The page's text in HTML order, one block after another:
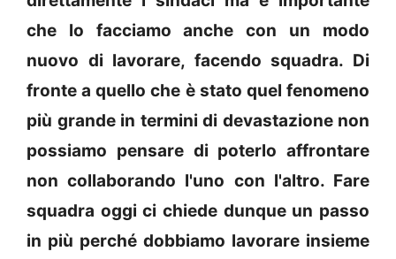
che lo facciamo anche con un modo
nuovo di lavorare, facendo squadra. Di
fronte a quello che è stato quel fenomeno
più grande in termini di devastazione non
possiamo pensare di poterlo affrontare
non collaborando l'uno con l'altro. Fare
squadra oggi ci chiede dunque un passo
in più perché dobbiamo lavorare insieme